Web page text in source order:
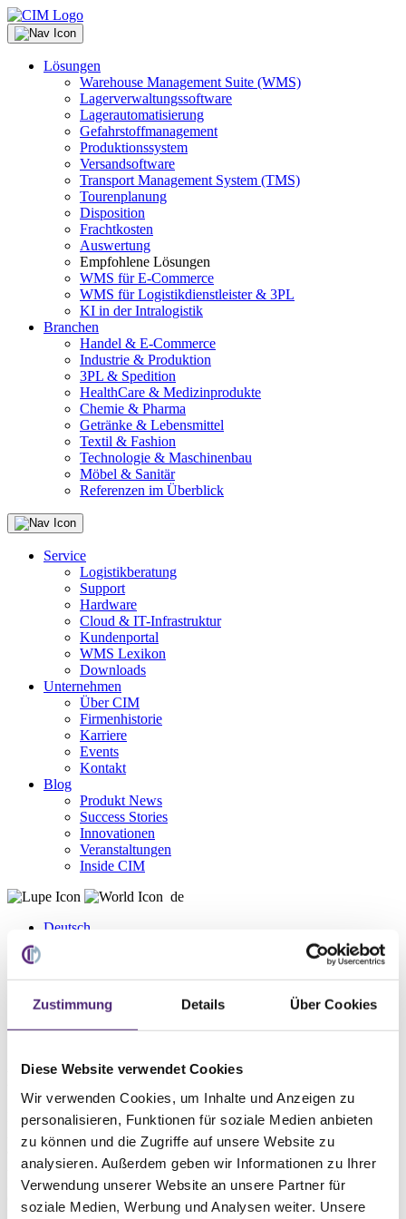
Zustimmung Details Über Cookies
Diese Website verwendet Cookies
Wir verwenden Cookies, um Inhalte und Anzeigen zu
personalisieren, Funktionen für soziale Medien anbieten
zu können und die Zugriffe auf unsere Website zu
analysieren. Außerdem geben wir Informationen zu Ihrer
Verwendung unserer Website an unsere Partner für
soziale Medien, Werbung und Analysen weiter. Unsere
Lösungen
Warehouse Management Suite (WMS)
Lagerverwaltungssoftware
Lagerautomatisierung
Gefahrstoffmanagement
Produktionssystem
Versandsoftware
Transport Management System (TMS)
Tourenplanung
Disposition
Frachtkosten
Auswertung
Empfohlene Lösungen
WMS für E-Commerce
WMS für Logistikdienstleister & 3PL
KI in der Intralogistik
Branchen
Handel & E-Commerce
Industrie & Produktion
3PL & Spedition
HealthCare & Medizinprodukte
Chemie & Pharma
Getränke & Lebensmittel
Textil & Fashion
Technologie & Maschinenbau
Möbel & Sanitär
Referenzen im Überblick
Service
Logistikberatung
Support
Hardware
Cloud & IT-Infrastruktur
Kundenportal
WMS Lexikon
Downloads
Unternehmen
Über CIM
Firmenhistorie
Karriere
Events
Kontakt
Blog
Produkt News
Success Stories
Innovationen
Veranstaltungen
Inside CIM
de
Deutsch
Service
Fulfilment
Fulfillment beschreibt den gesamten Prozess der
Auftragsabwicklung im E-Commerce. Fulfillment umfasst unter
anderem die Lagerung,Kommissionierung, Transport, Auslieferung,
Abwicklung, After-Sales-Service und Retourenbearbeitung. Das
Fulfillment setzt unmittelbar nach der Bestellung ein.
Gegebenenfalls kann sich das Fulfillment bis zum Content
Management bzw. Pflege des Online-Shops und des